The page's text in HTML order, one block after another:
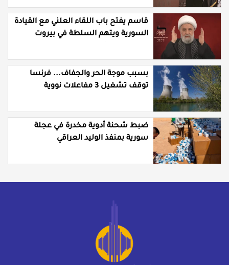
قاسم يفتح باب اللقاء العلني مع القيادة
السورية ويتهم السلطة في بيروت
بسبب موجة الحر والجفاف... فرنسا
توقف تشغيل 3 مفاعلات نووية
ضبط شحنة أدوية مخدرة في عجلة
سورية بمنفذ الوليد العراقي